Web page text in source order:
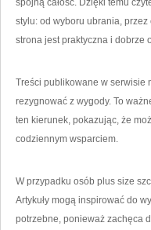
spójną całość. Dzięki temu
stylu: od wyboru ubrania,
strona jest praktyczna i dobrze
Treści publikowane w serwisie
rezygnować z wygody. To
ten kierunek, pokazując, że
codziennym wsparciem.
W przypadku osób plus size
Artykuły mogą inspirować do
potrzebne, ponieważ zachęca